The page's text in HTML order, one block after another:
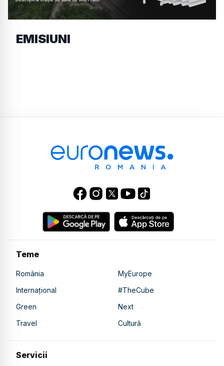
EMISIUNI
Teme
România
MyEurope
Internațional
#TheCube
Green
Next
Travel
Cultură
Servicii